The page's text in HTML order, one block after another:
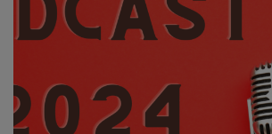
Actualités Sportives
Météo